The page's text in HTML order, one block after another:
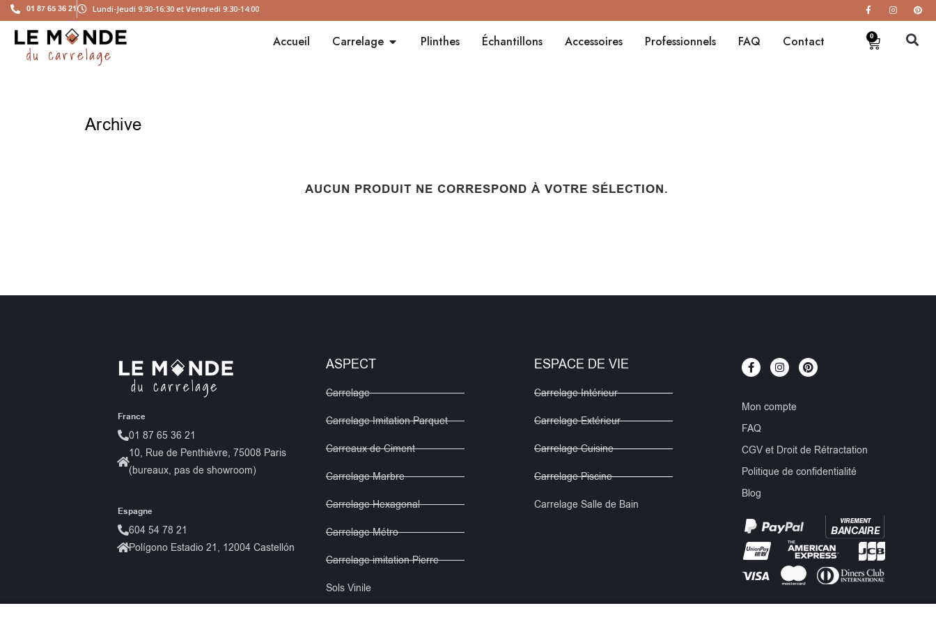
01 87 65 36 21 Lundi-Jeudi 9:30-16:30 et Vendredi 9:30-14:00
Accueil Carrelage Plinthes Échantillons Accessoires Professionnels FAQ Contact 0
Archive
AUCUN PRODUIT NE CORRESPOND À VOTRE SÉLECTION.
France
01 87 65 36 21
10, Rue de Penthièvre, 75008 Paris
(bureaux, pas de showroom)
Espagne
604 54 78 21
Polígono Estadio 21, 12004 Castellón
ASPECT
Carrelage
Carrelage Imitation Parquet
Carreaux de Ciment
Carrelage Marbre
Carrelage Hexagonal
Carrelage Métro
Carrelage imitation Pierre
Sols Vinile
ESPACE DE VIE
Carrelage Intérieur
Carrelage Extérieur
Carrelage Cuisine
Carrelage Piscine
Carrelage Salle de Bain
Mon compte
FAQ
CGV et Droit de Rétractation
Politique de confidentialité
Blog